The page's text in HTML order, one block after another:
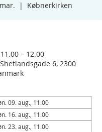
  |
Købnerkirken
– 12.00
6, 2300
09. aug., 11.00
16. aug., 11.00
23. aug., 11.00